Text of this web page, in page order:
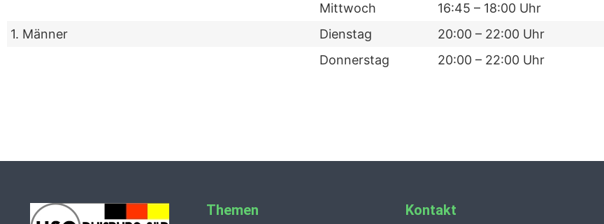
Mittwoch
16:45 – 18:00 Uhr
1. Männer
Dienstag 20:00 – 22:00 Uhr
Donnerstag
20:00 – 22:00 Uhr
Themen Kontakt